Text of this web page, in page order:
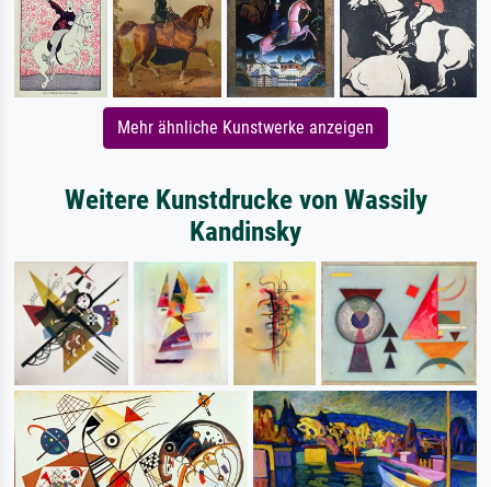
Mehr ähnliche Kunstwerke anzeigen
Weitere Kunstdrucke von Wassily
Kandinsky